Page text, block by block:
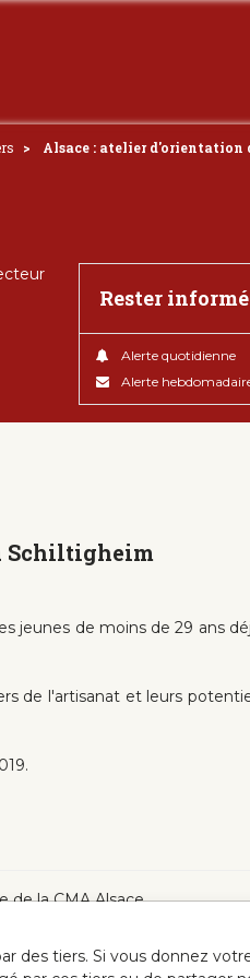
Alsace : atelier d'orientation
Rester informé
Alerte quotidienne
Alerte
Schiltigheim
jeunes de moins de 29 ans
de l'artisanat et leurs
de la CMA Alsace
des tiers. Si vous donnez